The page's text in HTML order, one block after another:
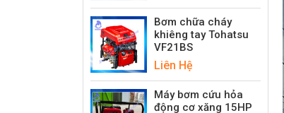
Bơm chữa cháy
khiêng tay Tohatsu
VF21BS
Liên Hệ
Máy bơm cứu hỏa
động cơ xăng 15HP